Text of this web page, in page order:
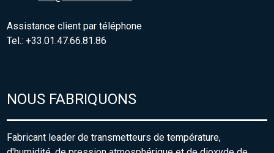
Assistance client par téléphone
Tel.: +33.01.47.66.81.86
NOUS FABRIQUONS
Fabricant leader de transmetteurs de température,